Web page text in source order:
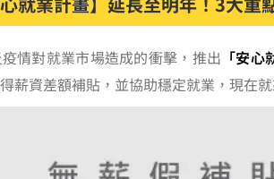
情對就業市場造成的衝擊，推出 「安心
薪資差額補貼，並協助穩定就業，現在